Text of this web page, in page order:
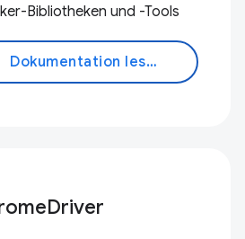
Bibliotheken und -Tools
Dokumentation lesen